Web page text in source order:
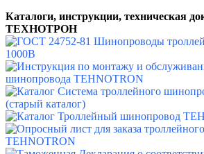
Каталоги, инструкции, техническая
ТЕХНОТРОН